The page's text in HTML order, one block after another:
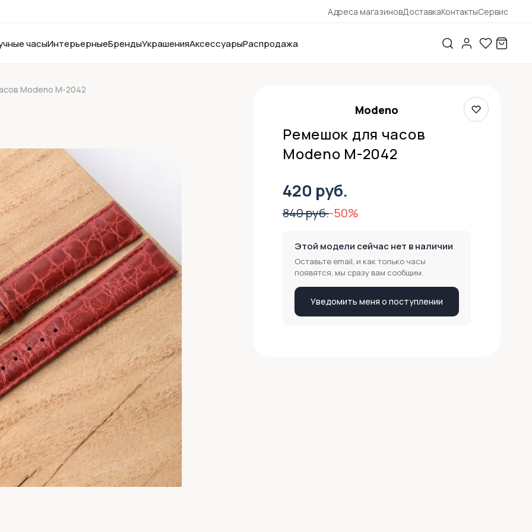
Адреса магазиновДоставкаКонтактыСервис
часыИнтерьерныеБрендыУкрашенияАксессуарыРаспродажа
Modeno M-2042
Modeno
Ремешок для часов
Modeno M-2042
420 руб.
840 руб.-50%
Этой модели сейчас нет в наличии
Оставьте email, и как только часы
появятся, мы сразу вам сообщим.
Уведомить меня о поступлении